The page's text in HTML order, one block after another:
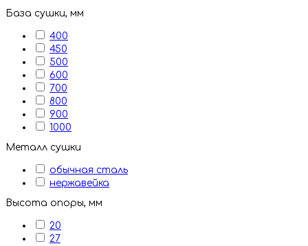
База сушки, мм
400
450
500
600
700
800
900
1000
Металл сушки
обычная сталь
нержавейка
Высота опоры, мм
20
27